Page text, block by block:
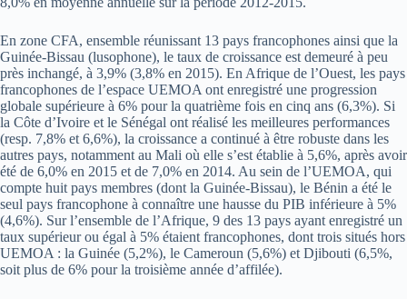
En zone CFA, ensemble réunissant 13 pays francophones ainsi que la
Guinée-Bissau (lusophone), le taux de croissance est demeuré à peu
près inchangé, à 3,9% (3,8% en 2015). En Afrique de l’Ouest, les pays
francophones de l’espace UEMOA ont enregistré une progression
globale supérieure à 6% pour la quatrième fois en cinq ans (6,3%). Si
la Côte d’Ivoire et le Sénégal ont réalisé les meilleures performances
(resp. 7,8% et 6,6%), la croissance a continué à être robuste dans les
autres pays, notamment au Mali où elle s’est établie à 5,6%, après avoir
été de 6,0% en 2015 et de 7,0% en 2014. Au sein de l’UEMOA, qui
compte huit pays membres (dont la Guinée-Bissau), le Bénin a été le
seul pays francophone à connaître une hausse du PIB inférieure à 5%
(4,6%). Sur l’ensemble de l’Afrique, 9 des 13 pays ayant enregistré un
taux supérieur ou égal à 5% étaient francophones, dont trois situés hors
UEMOA : la Guinée (5,2%), le Cameroun (5,6%) et Djibouti (6,5%,
soit plus de 6% pour la troisième année d’affilée).